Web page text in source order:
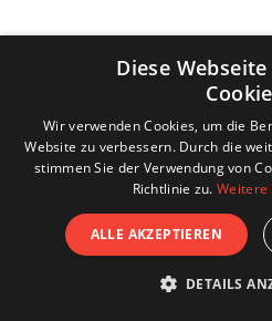
Industrie
Haben Sie Fragen
können Sie immer
Diese
Wir verwenden Cookies, um die
Website zu verbessern. Durch die
stimmen Sie der Verwendung von
Richtlinie zu.Weitere
ALLE AKZEPTIEREN
DETAILS